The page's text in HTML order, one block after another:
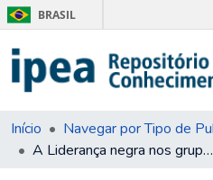
BRASIL
Início
A Liderança negra nos grupos de pesquisa no Brasil : um panorama por grande área do conhecimento de 2000 a 2023